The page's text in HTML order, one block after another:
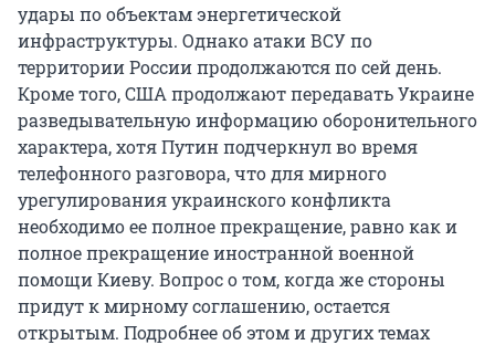
удары по объектам энергетической
инфраструктуры. Однако атаки ВСУ по
территории России продолжаются по сей день.
Кроме того, США продолжают передавать Украине
разведывательную информацию оборонительного
характера, хотя Путин подчеркнул во время
телефонного разговора, что для мирного
урегулирования украинского конфликта
необходимо ее полное прекращение, равно как и
полное прекращение иностранной военной
помощи Киеву. Вопрос о том, когда же стороны
придут к мирному соглашению, остается
открытым. Подробнее об этом и других темах